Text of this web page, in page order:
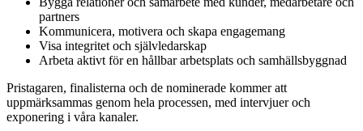
partners
Kommunicera, motivera och skapa engagemang
Visa integritet och självledarskap
Arbeta aktivt för en hållbar arbetsplats och samhällsbyggnad
Pristagaren, finalisterna och de nominerade kommer att
uppmärksammas genom hela processen, med intervjuer och
exponering i våra kanaler.